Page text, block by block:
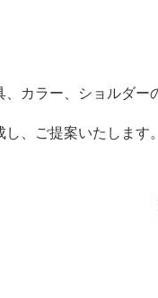
カラー、ショルダ
、ご提案いたします。